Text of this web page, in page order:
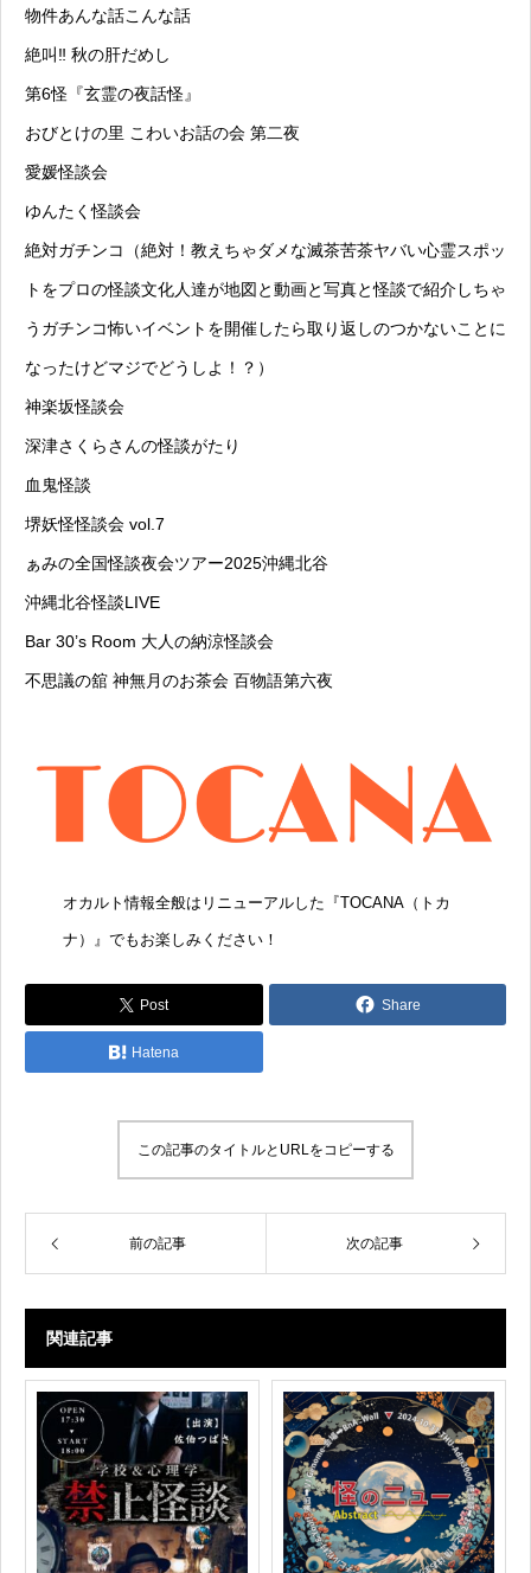
物件あんな話こんな話
絶叫‼︎ 秋の肝だめし
第6怪『玄霊の夜話怪』
おびとけの里 こわいお話の会 第二夜
愛媛怪談会
ゆんたく怪談会
絶対ガチンコ（絶対！教えちゃダメな滅茶苦茶ヤバい心霊スポッ
トをプロの怪談文化人達が地図と動画と写真と怪談で紹介しちゃ
うガチンコ怖いイベントを開催したら取り返しのつかないことに
なったけどマジでどうしよ！？）
神楽坂怪談会
深津さくらさんの怪談がたり
血鬼怪談
堺妖怪怪談会 vol.7
ぁみの全国怪談夜会ツアー2025沖縄北谷
沖縄北谷怪談LIVE
Bar 30’s Room 大人の納涼怪談会
不思議の舘 神無月のお茶会 百物語第六夜
オカルト情報全般はリニューアルした『TOCANA（トカ
ナ） 』でもお楽しみください！
Post Share
Hatena
この記事のタイトルとURLをコピーする
前の記事 次の記事
関連記事